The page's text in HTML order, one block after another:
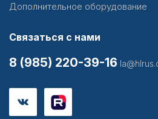
Дополнительное оборудование
Связаться с нами
8 (985) 220-39-16